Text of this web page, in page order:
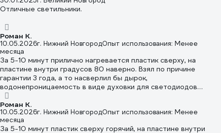
в заблуждение покупателей и не ставить под сомнение в
Отличные светильники.
Роман К.
10.05.2026г. Нижний НовгородОпыт использования: Менее
месяца
За 5-10 минут прилично нагревается пластик сверху, на
пластине внутри градусов 80 наверно. Взял по причине
гарантии 3 года, а то насверлил бы дырок,
водонепроницаемость в виде духовки для светодиодов
совершенно не нужна. Яркость честная (на глаз и по
сравнению с аналогами). Размеры 7 и 9Вт версий идентичны,
что позволяет их комбинировать или немного
подкорректировать общую яркость заменой.
Роман К.
10.05.2026г. Нижний НовгородОпыт использования: Менее
месяца
За 5-10 минут пластик сверху горячий, на пластине внутри